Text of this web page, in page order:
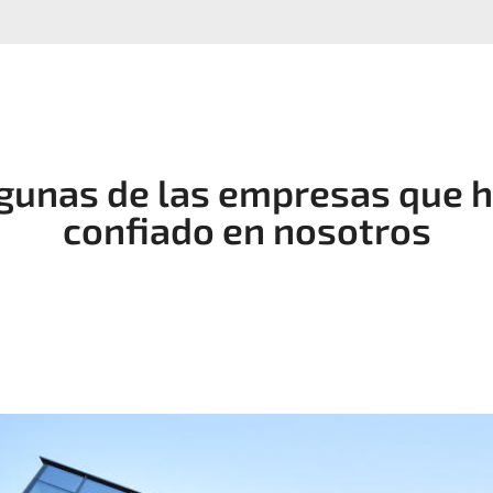
de las empresas que
confiado en nosotros